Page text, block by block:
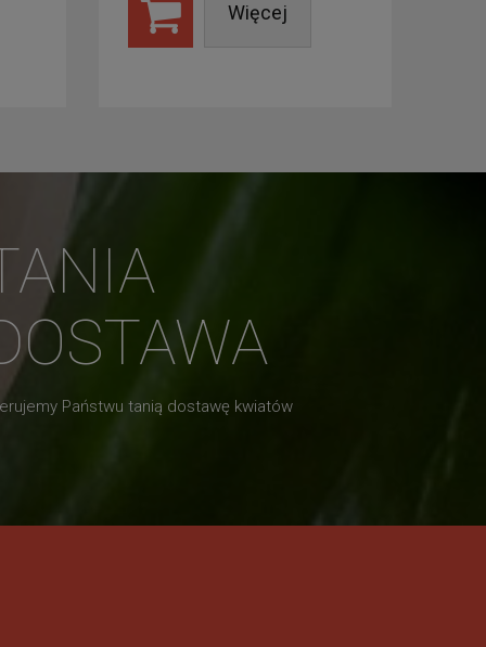
Więcej
Państwu tanią dostawę kwiatów